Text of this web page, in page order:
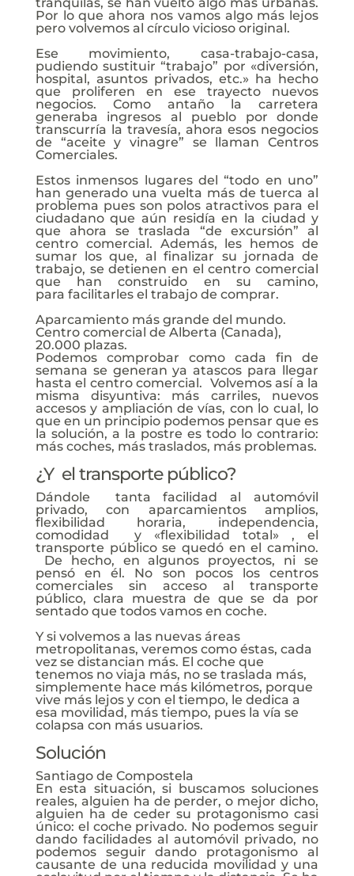
Por lo que ahora nos vamos algo más lejos
pero volvemos al círculo vicioso original.
Ese movimiento, casa-trabajo-casa,
pudiendo sustituir “trabajo” por «diversión,
hospital, asuntos privados, etc.» ha hecho
que proliferen en ese trayecto nuevos
negocios. Como antaño la carretera
generaba ingresos al pueblo por donde
transcurría la travesía, ahora esos negocios
de “aceite y vinagre” se llaman Centros
Comerciales.
Estos inmensos lugares del “todo en uno”
han generado una vuelta más de tuerca al
problema pues son polos atractivos para el
ciudadano que aún residía en la ciudad y
que ahora se traslada “de excursión” al
centro comercial. Además, les hemos de
sumar los que, al finalizar su jornada de
trabajo, se detienen en el centro comercial
que han construido en su camino,
para facilitarles el trabajo de comprar.
Aparcamiento más grande del mundo.
Centro comercial de Alberta (Canada),
20.000 plazas.
Podemos comprobar como cada fin de
semana se generan ya atascos para llegar
hasta el centro comercial. Volvemos así a la
misma disyuntiva: más carriles, nuevos
accesos y ampliación de vías, con lo cual, lo
que en un principio podemos pensar que es
la solución, a la postre es todo lo contrario:
más coches, más traslados, más problemas.
¿Y el transporte público?
Dándole tanta facilidad al automóvil
privado, con aparcamientos amplios,
flexibilidad horaria, independencia,
comodidad y «flexibilidad total» , el
transporte público se quedó en el camino.
De hecho, en algunos proyectos, ni se
pensó en él. No son pocos los centros
comerciales sin acceso al transporte
público, clara muestra de que se da por
sentado que todos vamos en coche.
Y si volvemos a las nuevas áreas
metropolitanas, veremos como éstas, cada
vez se distancian más. El coche que
tenemos no viaja más, no se traslada más,
simplemente hace más kilómetros, porque
vive más lejos y con el tiempo, le dedica a
esa movilidad, más tiempo, pues la vía se
colapsa con más usuarios.
Solución
Santiago de Compostela
En esta situación, si buscamos soluciones
reales, alguien ha de perder, o mejor dicho,
alguien ha de ceder su protagonismo casi
único: el coche privado. No podemos seguir
dando facilidades al automóvil privado, no
podemos seguir dando protagonismo al
causante de una reducida movilidad y una